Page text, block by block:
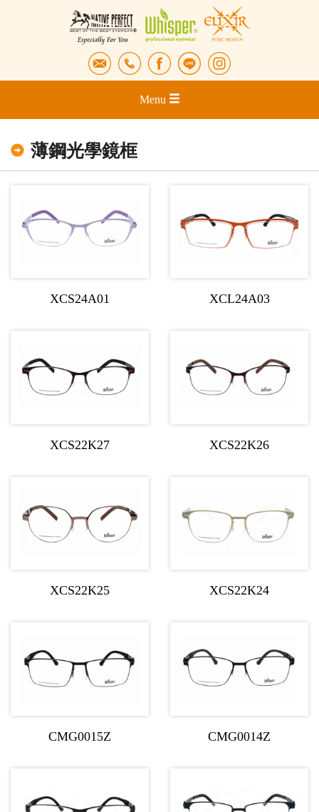
Menu
薄鋼光學鏡框
XCS24A01 XCL24A03
XCS22K27 XCS22K26
XCS22K25 XCS22K24
CMG0015Z CMG0014Z